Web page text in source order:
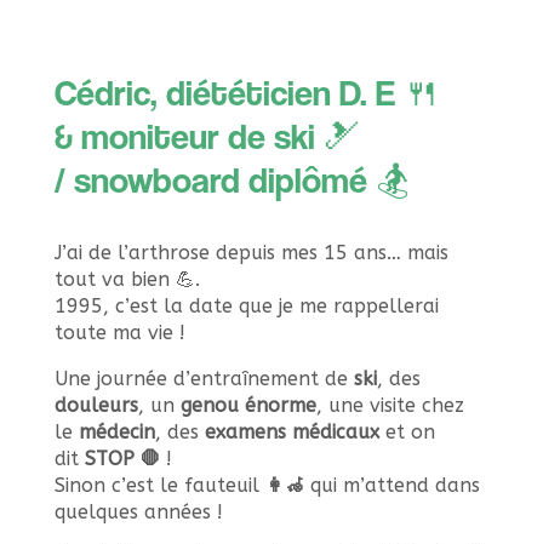
Cédric, diététicien D. E 🍴
& moniteur de ski 🎿
/ snowboard diplômé 🏂
J’ai de l’arthrose depuis mes 15 ans… mais
tout va bien 💪.
1995, c’est la date que je me rappellerai
toute ma vie !
Une journée d’entraînement de ski, des
douleurs, un genou énorme, une visite chez
le médecin, des examens médicaux et on
dit STOP 🛑 !
Sinon c’est le fauteuil 👩‍🦽 qui m’attend dans
quelques années !